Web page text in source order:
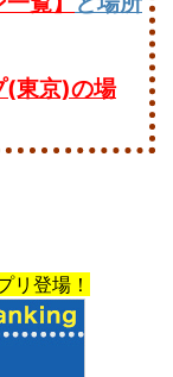
(東京)の場
リ登場！